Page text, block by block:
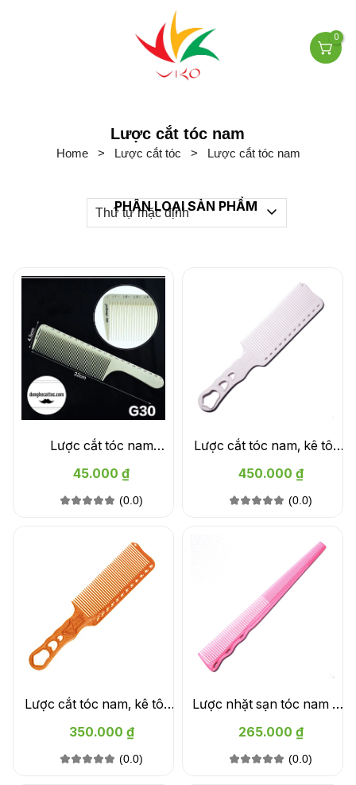
0
Lược cắt tóc nam
Home > Lược cắt tóc > Lược cắt tóc nam
PHÂN LOẠI SẢN PHẨM
Thứ tự mặc định
Lược cắt tóc nam
Moneycom g30
45.000 ₫
(0.0)
Lược cắt tóc nam, kê tông
đơ YS Park YS-282 màu
450.000 ₫
(0.0)
Lược cắt tóc nam, kê tông
đơ YS park HS282 màu
350.000 ₫
(0.0)
Lược nhặt sạn tóc nam YS
Park YS-234 chính hãng
265.000 ₫
(0.0)